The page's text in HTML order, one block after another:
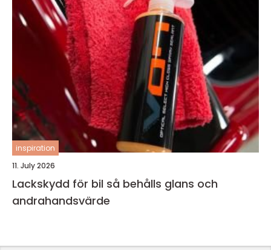
inspiration
11. July 2026
Lackskydd för bil så behålls glans och
andrahandsvärde